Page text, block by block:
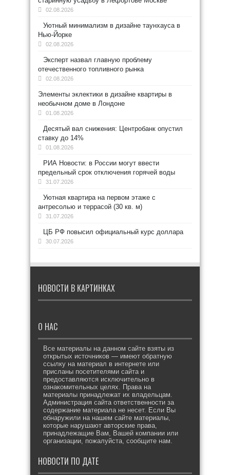
02.08.2026
Уютный минимализм в дизайне таунхауса в
Нью-Йорке
02.08.2026
Эксперт назвал главную проблему
отечественного топливного рынка
02.08.2026
Элементы эклектики в дизайне квартиры в
необычном доме в Лондоне
01.08.2026
Десятый вал снижения: Центробанк опустил
ставку до 14%
01.08.2026
РИА Новости: в России могут ввести
предельный срок отключения горячей воды
31.07.2026
Уютная квартира на первом этаже с
антресолью и террасой (30 кв. м)
31.07.2026
ЦБ РФ повысил официальный курс доллара
30.07.2026
НОВОСТИ В КАРТИНКАХ
О НАС
Все материалы на данном сайте взяты из
открытых источников — имеют обратную
ссылку на материал в интернете или
присланы посетителями сайта и
предоставляются исключительно в
ознакомительных целях. Права на
материалы принадлежат их владельцам.
Администрация сайта ответственности за
содержание материала не несет. Если Вы
обнаружили на нашем сайте материалы,
которые нарушают авторские права,
принадлежащие Вам, Вашей компании или
организации, пожалуйста, сообщите нам.
НОВОСТИ ПО ДАТЕ